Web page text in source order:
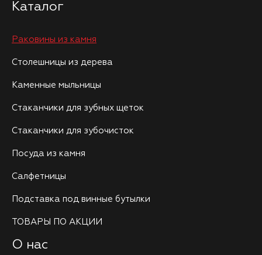
Каталог
Раковины из камня
Столешницы из дерева
Каменные мыльницы
Стаканчики для зубных щеток
Стаканчики для зубочисток
Посуда из камня
Салфетницы
Подставка под винные бутылки
ТОВАРЫ ПО АКЦИИ
О нас